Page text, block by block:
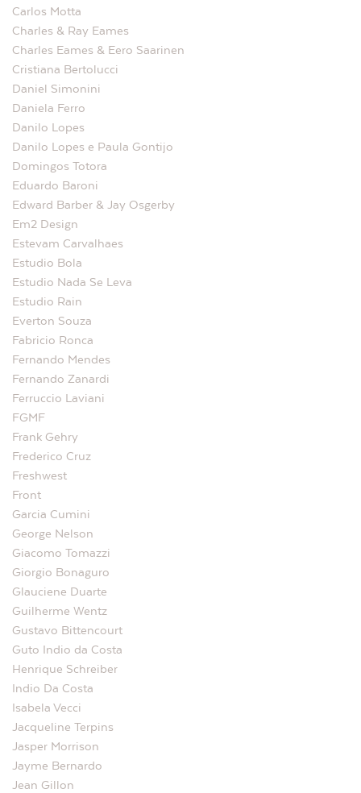
Carlos Motta
Charles & Ray Eames
Charles Eames & Eero Saarinen
Cristiana Bertolucci
Daniel Simonini
Daniela Ferro
Danilo Lopes
Danilo Lopes e Paula Gontijo
Domingos Totora
Eduardo Baroni
Edward Barber & Jay Osgerby
Em2 Design
Estevam Carvalhaes
Estudio Bola
Estudio Nada Se Leva
Estudio Rain
Everton Souza
Fabricio Ronca
Fernando Mendes
Fernando Zanardi
Ferruccio Laviani
FGMF
Frank Gehry
Frederico Cruz
Freshwest
Front
Garcia Cumini
George Nelson
Giacomo Tomazzi
Giorgio Bonaguro
Glauciene Duarte
Guilherme Wentz
Gustavo Bittencourt
Guto Indio da Costa
Henrique Schreiber
Indio Da Costa
Isabela Vecci
Jacqueline Terpins
Jasper Morrison
Jayme Bernardo
Jean Gillon